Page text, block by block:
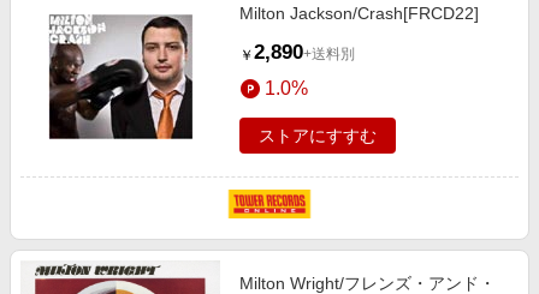
食品・スイーツ・お酒
日用品・キッチン用品
コスメ・健康・医薬品
スポーツ・アウトドア・ゴルフ
初回購入者限定特典
対象ストア新規限定特典
新着ストアのご紹介
楽天サービス特集
旅行特集
ヘルプ
友達紹介
楽天IDでログイン/会員登録
Milton Jackson/Crash[FRCD22]
￥ 2,890+送料別
1.0%
ストアにすすむ
Milton Wright/フレンズ・アンド・